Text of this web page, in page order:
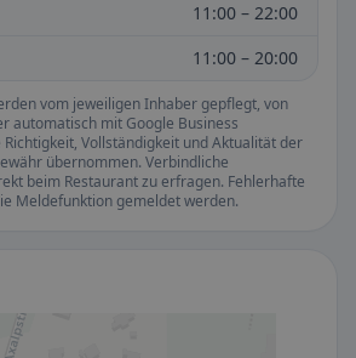
11:00 – 22:00
11:00 – 20:00
vom jeweiligen Inhaber gepflegt, von
automatisch mit Google Business
Vollständigkeit und Aktualität der
übernommen. Verbindliche
beim Restaurant zu erfragen. Fehlerhafte
Meldefunktion gemeldet werden.